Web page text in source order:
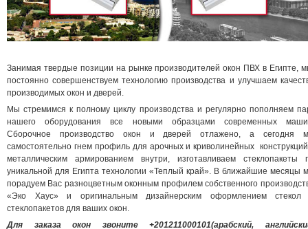
Занимая твердые позиции на рынке производителей окон ПВХ в Египте,
постоянно совершенствуем технологию производства и улучшаем
производимых окон и дверей.
Мы стремимся к полному циклу производства и регулярно пополняем
нашего оборудования все новыми образцами современных
Сборочное производство окон и дверей отлажено, а сегодня
самостоятельно гнем профиль для арочных и криволинейных
металлическим армированием внутри, изготавливаем стеклопакеты
уникальной для Египта технологии «Теплый край». В ближайшие месяцы
порадуем Вас разноцветным оконным профилем собственного
«Эко Хаус» и оригинальным дизайнерским оформлением стекол
стеклопакетов для ваших окон.
Для заказа окон звоните +201211000101(арабский,